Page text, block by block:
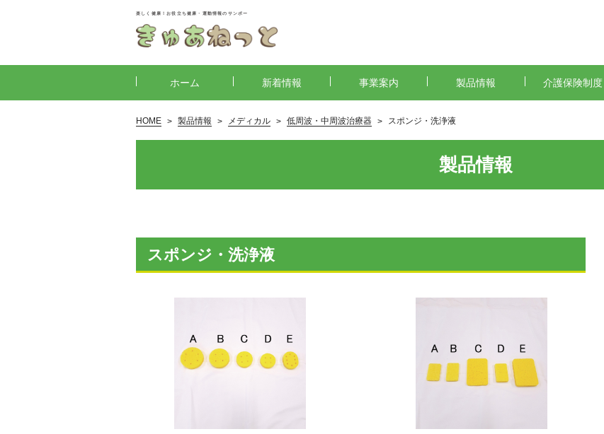
楽しく健康！お役立ち健康・運動情報のサンポー
ホーム 新着情報 事業案内 製品情報 介護保険制度
HOME 製品情報 メディカル 低周波・中周波治療器 スポンジ・洗浄液
製品情報
スポンジ・洗浄液